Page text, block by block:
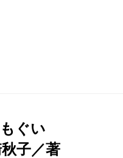
ぐい
子／著